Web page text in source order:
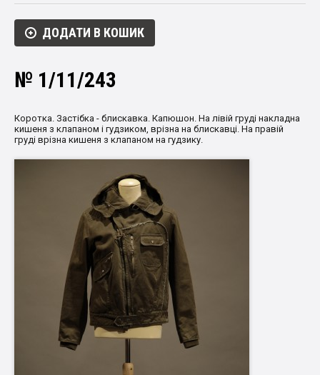
ДОДАТИ В КОШИК
№ 1/11/243
Коротка. Застібка - блискавка. Капюшон. На лівій груді накладна
кишеня з клапаном і гудзиком, врізна на блискавці. На правій
груді врізна кишеня з клапаном на гудзику.